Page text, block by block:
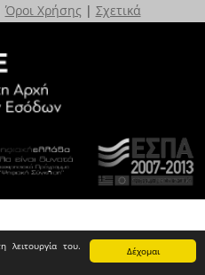
Δέχομαι
λειτουργία του.
Όροι Χρήσης | Σχετικά